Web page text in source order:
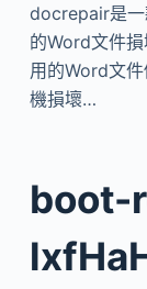
docrepair是一
的Word文件
用的Word文
機損壞…
boot-